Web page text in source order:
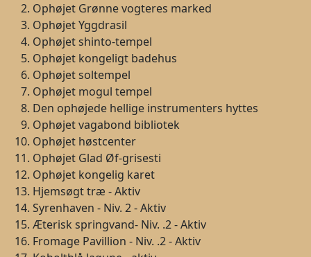
Ophøjet Grønne vogteres marked
Ophøjet Yggdrasil
Ophøjet shinto-tempel
Ophøjet kongeligt badehus
Ophøjet soltempel
Ophøjet mogul tempel
Den ophøjede hellige instrumenters hyttes
Ophøjet vagabond bibliotek
Ophøjet høstcenter
Ophøjet Glad Øf-grisesti
Ophøjet kongelig karet
Hjemsøgt træ - Aktiv
Syrenhaven - Niv. 2 - Aktiv
Æterisk springvand- Niv. .2 - Aktiv
Fromage Pavillion - Niv. .2 - Aktiv